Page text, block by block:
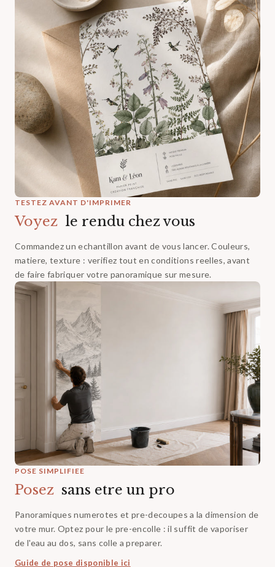
TESTEZ AVANT D'IMPRIMER
Voyez ‎ le rendu chez vous
Commandez un echantillon avant de vous lancer. Couleurs,
matiere, texture : verifiez tout en conditions reelles, avant
de faire fabriquer votre panoramique sur mesure.
POSE SIMPLIFIEE
Posez‎ ‎ sans etre un pro
Panoramiques numerotes et pre-decoupes a la dimension de
votre mur. Optez pour le pre-encolle : il suffit de vaporiser
de l'eau au dos, sans colle a preparer.
Guide de pose disponible ici